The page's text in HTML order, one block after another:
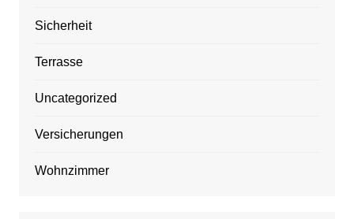
Sicherheit
Terrasse
Uncategorized
Versicherungen
Wohnzimmer